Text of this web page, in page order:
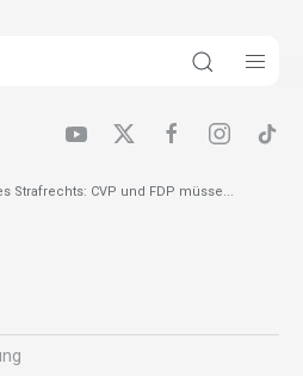
Strafrechts: CVP und FDP müsse...